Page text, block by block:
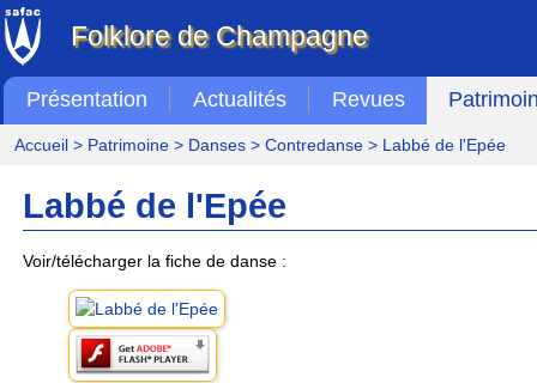
Folklore de Champagne
Présentation Actualités Revues
Accueil> Patrimoine> Danses> Contredanse> Labbé de l'Epée
Labbé de l'Epée
Voir/télécharger la fiche de danse :